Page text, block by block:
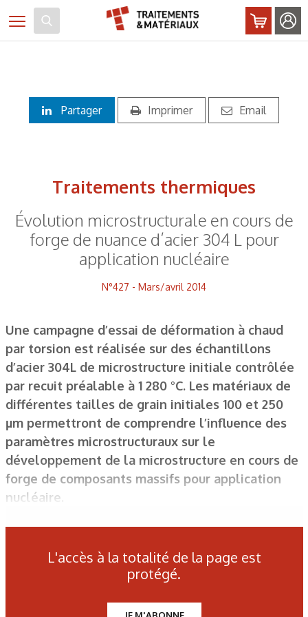
Toggle navigation
Partager Imprimer Email
Traitements thermiques
Évolution microstructurale en cours de
forge de nuance d’acier 304 L pour
application nucléaire
N°427 - Mars/avril 2014
Une campagne d’essai de déformation à chaud
par torsion est réalisée sur des échantillons
d’acier 304L de microstructure initiale contrôlée
par recuit préalable à 1 280 °C. Les matériaux de
différentes tailles de grain initiales 100 et 250
µm permettront de comprendre l’influence des
paramètres microstructuraux sur le
développement de la microstructure en cours de
forge de composants massifs pour application
nucléaire.
Figure 1 : Dispositif de torsion à chaud du laboratoire Claude
Rossard.
L'accès à la totalité de la page est
protégé.
Panneau de gestion des cookies